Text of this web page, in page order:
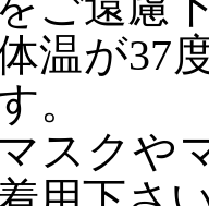
体温が37
。
マスクや